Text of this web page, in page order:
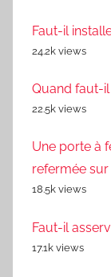
Faut-il
24.2k views
Quand faut-il
22.5k views
Une porte à
refermée sur
18.5k views
Faut-il
17.1k views